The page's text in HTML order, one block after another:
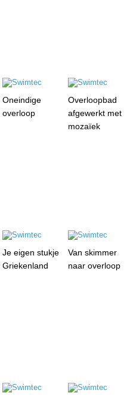
Oneindige
overloop
Overloopbad
afgewerkt met
mozaïek
Je eigen stukje
Griekenland
Van skimmer
naar overloop